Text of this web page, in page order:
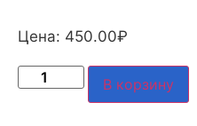
Цена: 450.00₽
В корзину